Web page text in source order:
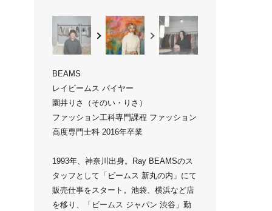
BEAMS
レイビームス バイヤー
園井りさ（そのい・りさ）
ファッション工科専門課程 ファッション
高度専門士科 2016年卒業
1993年、神奈川出身。Ray BEAMSのス
タッフとして「ビームス 新丸の内」にて
販売仕事をスタート。池袋、横浜など店
を移り、「ビームス ジャパン 渋谷」勤